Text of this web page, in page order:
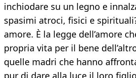
inchiodare su un legno e
spasimi atroci, fisici e
amore. È la legge dell’amore
propria vita per il bene
quelle madri che hanno
pur di dare alla luce il loro